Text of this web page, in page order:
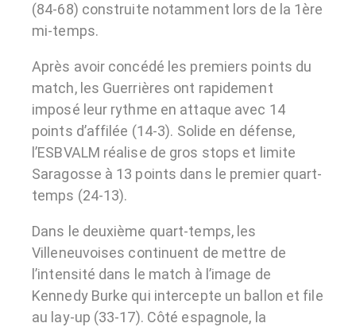
(84-68) construite notamment lors de la 1ère
mi-temps.
Après avoir concédé les premiers points du
match, les Guerrières ont rapidement
imposé leur rythme en attaque avec 14
points d’affilée (14-3). Solide en défense,
l’ESBVALM réalise de gros stops et limite
Saragosse à 13 points dans le premier quart-
temps (24-13).
Dans le deuxième quart-temps, les
Villeneuvoises continuent de mettre de
l’intensité dans le match à l’image de
Kennedy Burke qui intercepte un ballon et file
au lay-up (33-17). Côté espagnole, la